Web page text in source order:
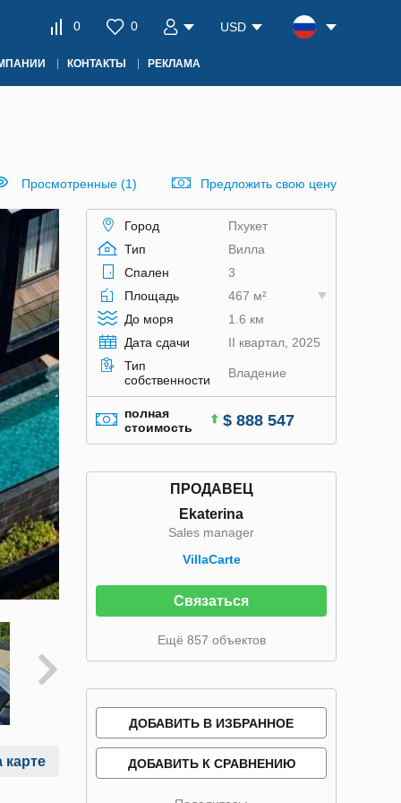
0 0 USD
КОНТАКТЫ РЕКЛАМА
Просмотренные (1) Предложить свою цену
карте
Город
Пхукет
Тип
Вилла
Спален
3
Площадь
467 м²
До моря
1.6 км
Дата сдачи
II квартал, 2025
Тип
собственности
Владение
полная
стоимость
$ 888 547
ПРОДАВЕЦ
Ekaterina
Sales manager
VillaСarte
Связаться
Ещё 857 объектов
ДОБАВИТЬ В ИЗБРАННОЕ
ДОБАВИТЬ К СРАВНЕНИЮ